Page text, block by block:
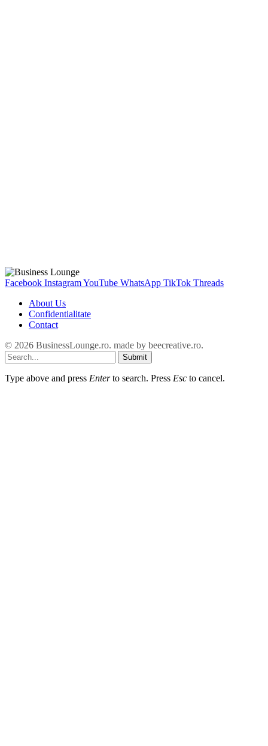
Facebook InstagramYouTube WhatsApp TikTok Threads
About Us
Confidentialitate
Contact
© 2026 BusinessLounge.ro. made by beecreative.ro.
Submit
Type above and press Enterto search. Press Esc to cancel.